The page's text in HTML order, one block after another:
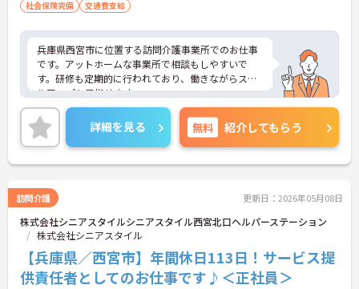
社会保険完備 交通費支給
兵庫県西宮市に位置する訪問介護事業所でのお仕事
です。アットホームな事業所で相談もしやすいで
す。研修も定期的に行われており、働きながらスキ
ルアップも目指せます。
ご興味のある方には、面接対策ポイントなど、さら
に詳細をお話しいたしますのでお気軽にご相談くだ
さい！
詳細を見る 無料 紹介してもらう
訪問介護 更新日：2026年05月08日
株式会社シニアスタイルシニアスタイル西宮北口ヘルパーステーション
株式会社シニアスタイル
【兵庫県／西宮市】年間休日113日！サービス提
供責任者としてのお仕事です♪＜正社員＞